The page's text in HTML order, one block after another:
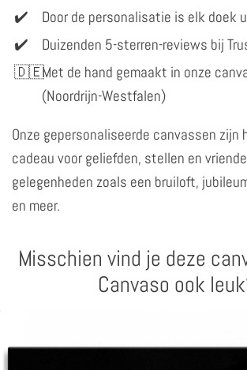
Door de personalisatie is elk doek
Duizenden 5-sterren-reviews bij
Met de hand gemaakt in onze
(Noordrijn-Westfalen)
Onze gepersonaliseerde canvassen zijn
cadeau voor geliefden, stellen en
gelegenheden zoals een bruiloft,
en meer.
Misschien vind je deze
Canvaso ook